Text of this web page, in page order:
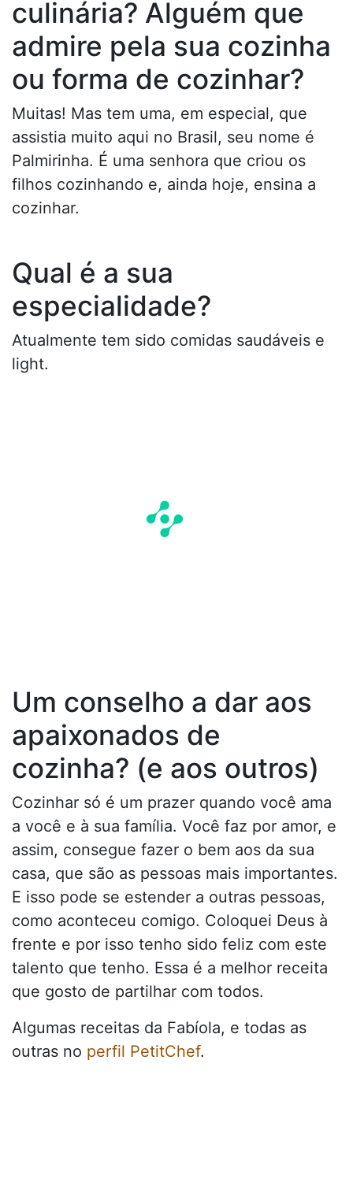
culinária? Alguém que
admire pela sua cozinha
ou forma de cozinhar?
Muitas! Mas tem uma, em especial, que
assistia muito aqui no Brasil, seu nome é
Palmirinha. É uma senhora que criou os
filhos cozinhando e, ainda hoje, ensina a
cozinhar.
Qual é a sua
especialidade?
Atualmente tem sido comidas saudáveis e
light.
Um conselho a dar aos
apaixonados de
cozinha? (e aos outros)
Cozinhar só é um prazer quando você ama
a você e à sua família. Você faz por amor, e
assim, consegue fazer o bem aos da sua
casa, que são as pessoas mais importantes.
E isso pode se estender a outras pessoas,
como aconteceu comigo. Coloquei Deus à
frente e por isso tenho sido feliz com este
talento que tenho. Essa é a melhor receita
que gosto de partilhar com todos.
Algumas receitas da Fabíola, e todas as
outras no perfil PetitChef.